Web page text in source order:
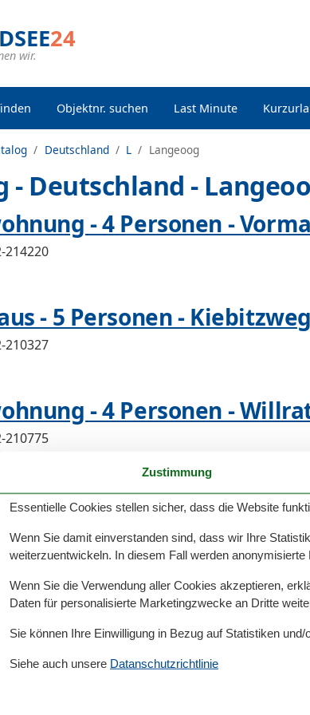
24
wir.
Objektnr. suchen Last Minute
Deutschland L Langeoog
- Deutschland -
- 4 Personen -
214220
- 5 Personen -
210327
- 4 Personen -
210775
- 2 Personen -
210755
- 4 Personen - Fritz-
221337
- 2 Personen -
Zustimmung
Essentielle Cookies stellen sicher, dass die Website
Wenn Sie damit einverstanden sind, dass wir Ihre
weiterzuentwickeln. In diesem Fall werden
Wenn Sie die Verwendung aller Cookies akzeptieren,
Daten für personalisierte Marketingzwecke an Dritte
Sie können Ihre Einwilligung in Bezug auf Statistiken
Siehe auch unsere Datanschutzrichtlinie